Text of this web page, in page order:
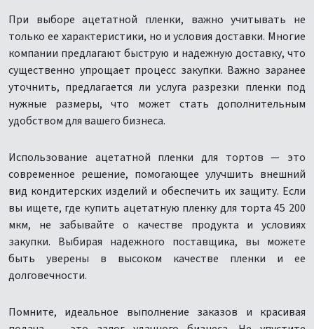
При выборе ацетатной пленки, важно учитывать не
только ее характеристики, но и условия доставки. Многие
компании предлагают быструю и надежную доставку, что
существенно упрощает процесс закупки. Важно заранее
уточнить, предлагается ли услуга разрезки пленки под
нужные размеры, что может стать дополнительным
удобством для вашего бизнеса.
Использование ацетатной пленки для тортов — это
современное решение, помогающее улучшить внешний
вид кондитерских изделий и обеспечить их защиту. Если
вы ищете, где купить ацетатную пленку для торта 45 200
мкм, не забывайте о качестве продукта и условиях
закупки. Выбирая надежного поставщика, вы можете
быть уверены в высоком качестве пленки и ее
долговечности.
Помните, идеальное выполнение заказов и красивая